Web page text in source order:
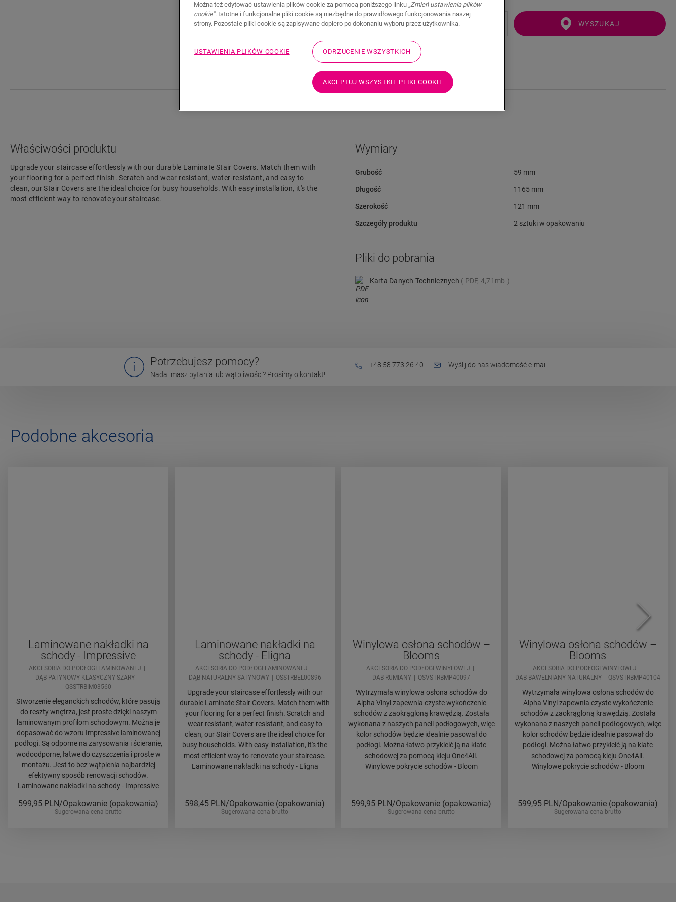
WYSZUKAJ
Przejdź szybko do
Właściwości produktu
Upgrade your staircase effortlessly with our durable Laminate Stair Covers. Match them with
your flooring for a perfect finish. Scratch and wear resistant, water-resistant, and easy to
clean, our Stair Covers are the ideal choice for busy households. With easy installation, it's the
most efficient way to renovate your staircase.
Wymiary
Grubość 59 mm
Długość 1165 mm
Szerokość 121 mm
Szczegóły produktu 2 sztuki w opakowaniu
Pliki do pobrania
Karta Danych Technicznych PDF, 4,71mb
Potrzebujesz pomocy?
Nadal masz pytania lub wątpliwości? Prosimy o kontakt!
+48 58 773 26 40 Wyślij do nas wiadomość e-mail
Podobne akcesoria
Laminowane nakładki na
schody - Impressive
AKCESORIA DO PODŁOGI LAMINOWANEJ
DĄB PATYNOWY KLASYCZNY SZARY
QSSTRBIM03560
Stworzenie eleganckich schodów, które pasują
do reszty wnętrza, jest proste dzięki naszym
laminowanym profilom schodowym. Można je
dopasować do wzoru Impressive laminowanej
podłogi. Są odporne na zarysowania i ścieranie,
wodoodporne, łatwe do czyszczenia i proste w
montażu. Jest to bez wątpienia najbardziej
efektywny sposób renowacji schodów.
Laminowane nakładki na schody - Impressive
599,95 PLN/Opakowanie (opakowania)
Sugerowana cena brutto
Laminowane nakładki na
schody - Eligna
AKCESORIA DO PODŁOGI LAMINOWANEJ
DĄB NATURALNY SATYNOWY
QSSTRBEL00896
Upgrade your staircase effortlessly with our
durable Laminate Stair Covers. Match them with
your flooring for a perfect finish. Scratch and
wear resistant, water-resistant, and easy to
clean, our Stair Covers are the ideal choice for
busy households. With easy installation, it's the
most efficient way to renovate your staircase.
Laminowane nakładki na schody - Eligna
598,45 PLN/Opakowanie (opakowania)
Sugerowana cena brutto
Winylowa osłona schodów –
Blooms
AKCESORIA DO PODŁOGI WINYLOWEJ
DAB RUMIANY
QSVSTRBMP40097
Wytrzymała winylowa osłona schodów do
Alpha Vinyl zapewnia czyste wykończenie
schodów z zaokrągloną krawędzią. Została
wykonana z naszych paneli podłogowych, więc
kolor schodów będzie idealnie pasował do
podłogi. Można łatwo przykleić ją na klatc
schodowej za pomocą kleju One4All.
Winylowe pokrycie schodów - Bloom
599,95 PLN/Opakowanie (opakowania)
Sugerowana cena brutto
Winylowa osłona schodów –
Blooms
AKCESORIA DO PODŁOGI WINYLOWEJ
DAB BAWELNIANY NATURALNY
QSVSTRBMP40104
Wytrzymała winylowa osłona schodów do
Alpha Vinyl zapewnia czyste wykończenie
schodów z zaokrągloną krawędzią. Została
wykonana z naszych paneli podłogowych, więc
kolor schodów będzie idealnie pasował do
podłogi. Można łatwo przykleić ją na klatc
schodowej za pomocą kleju One4All.
Winylowe pokrycie schodów - Bloom
599,95 PLN/Opakowanie (opakowania)
Sugerowana cena brutto
Można też edytować ustawienia plików cookie za pomocą poniższego linku „Zmień ustawienia plików
cookie”. Istotne i funkcjonalne pliki cookie są niezbędne do prawidłowego funkcjonowania naszej
strony. Pozostałe pliki cookie są zapisywane dopiero po dokonaniu wyboru przez użytkownika.
USTAWIENIA PLIKÓW COOKIE ODRZUCENIE WSZYSTKICH
AKCEPTUJ WSZYSTKIE PLIKI COOKIE